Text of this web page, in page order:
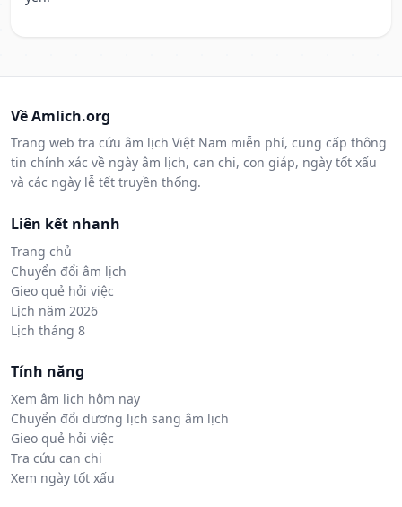
Về Amlich.org
Trang web tra cứu âm lịch Việt Nam miễn phí, cung cấp thông
tin chính xác về ngày âm lịch, can chi, con giáp, ngày tốt xấu
và các ngày lễ tết truyền thống.
Liên kết nhanh
Trang chủ
Chuyển đổi âm lịch
Gieo quẻ hỏi việc
Lịch năm 2026
Lịch tháng 8
Tính năng
Xem âm lịch hôm nay
Chuyển đổi dương lịch sang âm lịch
Gieo quẻ hỏi việc
Tra cứu can chi
Xem ngày tốt xấu